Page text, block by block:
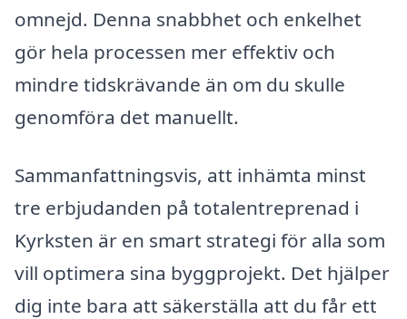
omnejd. Denna snabbhet och enkelhet
gör hela processen mer effektiv och
mindre tidskrävande än om du skulle
genomföra det manuellt.
Sammanfattningsvis, att inhämta minst
tre erbjudanden på totalentreprenad i
Kyrksten är en smart strategi för alla som
vill optimera sina byggprojekt. Det hjälper
dig inte bara att säkerställa att du får ett